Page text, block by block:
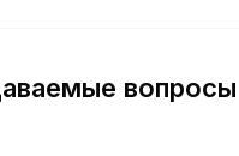
вопросы